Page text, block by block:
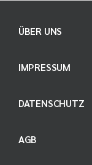
ÜBER UNS
IMPRESSUM
DATENSCHUTZ
AGB